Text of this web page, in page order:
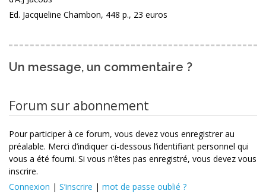
Ed. Jacqueline Chambon, 448 p., 23 euros
Un message, un commentaire ?
Forum sur abonnement
Pour participer à ce forum, vous devez vous enregistrer au
préalable. Merci d’indiquer ci-dessous l’identifiant personnel qui
vous a été fourni. Si vous n’êtes pas enregistré, vous devez vous
inscrire.
Connexion | S’inscrire | mot de passe oublié ?